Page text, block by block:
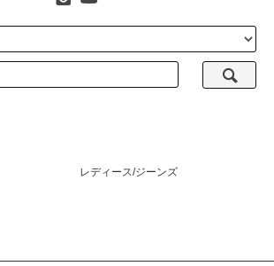
レディース/ジーンズ